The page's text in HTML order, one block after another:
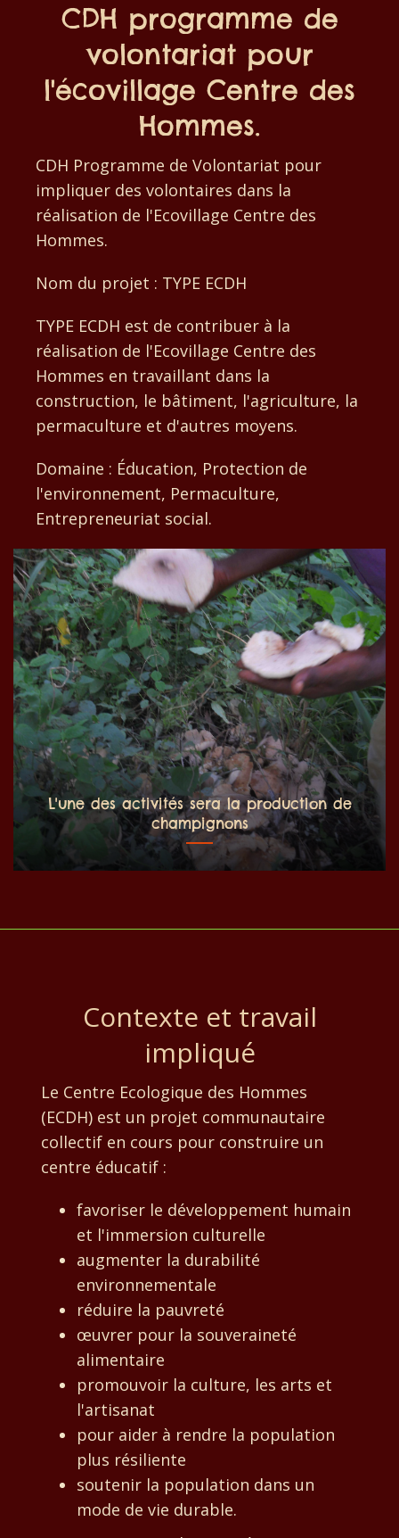
CDH programme de
volontariat pour
l'écovillage Centre des
Hommes.
CDH Programme de Volontariat pour
impliquer des volontaires dans la
réalisation de l'Ecovillage Centre des
Hommes.
Nom du projet : TYPE ECDH
TYPE ECDH est de contribuer à la
réalisation de l'Ecovillage Centre des
Hommes en travaillant dans la
construction, le bâtiment, l'agriculture, la
permaculture et d'autres moyens.
Domaine : Éducation, Protection de
l'environnement, Permaculture,
Entrepreneuriat social.
L'une des activités sera la production de
champignons
Contexte et travail
impliqué
Le Centre Ecologique des Hommes
(ECDH) est un projet communautaire
collectif en cours pour construire un
centre éducatif :
favoriser le développement humain
et l'immersion culturelle
augmenter la durabilité
environnementale
réduire la pauvreté
œuvrer pour la souveraineté
alimentaire
promouvoir la culture, les arts et
l'artisanat
pour aider à rendre la population
plus résiliente
soutenir la population dans un
mode de vie durable.